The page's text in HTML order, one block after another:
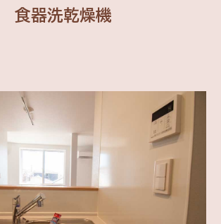
食器洗乾燥機